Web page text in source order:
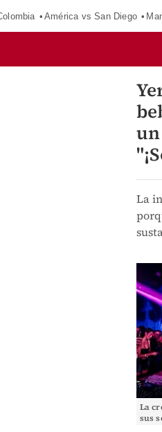
América vs San Diego
La
La
sus